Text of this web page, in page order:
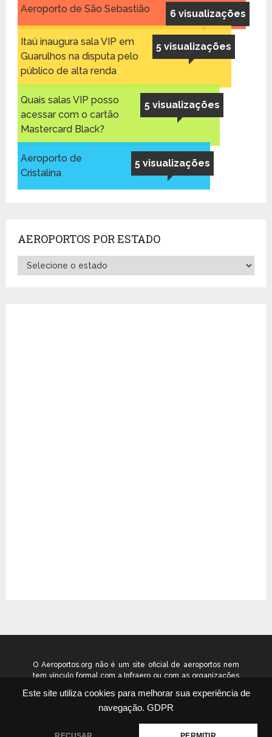
Este site utiliza cookies para melhorar sua experiência de
navegação. GDPR
6 visualizações
Aeroporto de São Sebastião
5 visualizações
Itaú inaugura sala VIP em
Guarulhos na disputa pelo
público de alta renda
5 visualizações
Quais salas VIP posso
acessar com o cartão
Mastercard Black?
5 visualizações
Aeroporto de
Cristalina
AEROPORTOS POR ESTADO
Aeroportos
por
O Aeroportos.org não é um site oficial de aeroportos nem
tem vínculo formal com a Infraero ou com as organizações
como um guia independente de informação voltado ao
público geral. © 2026 aeroportos.org – Todos os direitos